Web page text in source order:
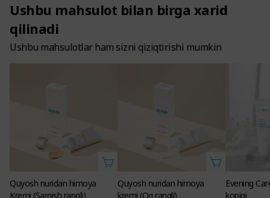
Ushbu mahsulot bilan birga xarid
qilinadi
Ushbu mahsulotlar ham sizni qiziqtirishi mumkin
Quyosh nuridan himoya
Kremi (Sargish rangli)
Quyosh nuridan himoya
kremi (Oq rangli)
Evening
kopigi